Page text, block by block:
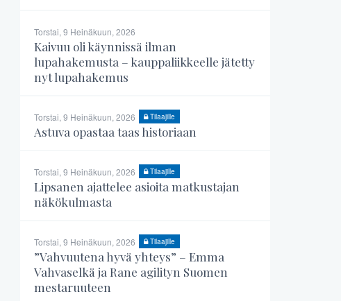
Torstai, 9 Heinäkuun, 2026
Kaivuu oli käynnissä ilman
lupahakemusta – kauppaliikkeelle jätetty
nyt lupahakemus
Torstai, 9 Heinäkuun, 2026 Tilaajille
Astuva opastaa taas historiaan
Torstai, 9 Heinäkuun, 2026 Tilaajille
Lipsanen ajattelee asioita matkustajan
näkökulmasta
Torstai, 9 Heinäkuun, 2026 Tilaajille
”Vahvuutena hyvä yhteys” – Emma
Vahvaselkä ja Rane agilityn Suomen
mestaruuteen